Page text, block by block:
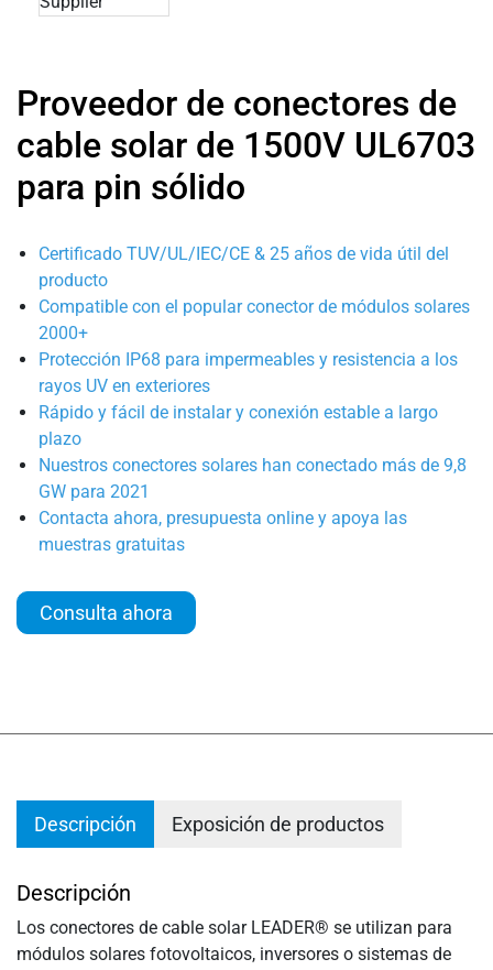
Proveedor de conectores de
cable solar de 1500V UL6703
para pin sólido
Certificado TUV/UL/IEC/CE & 25 años de vida útil del
producto
Compatible con el popular conector de módulos solares
2000+
Protección IP68 para impermeables y resistencia a los
rayos UV en exteriores
Rápido y fácil de instalar y conexión estable a largo
plazo
Nuestros conectores solares han conectado más de 9,8
GW para 2021
Contacta ahora, presupuesta online y apoya las
muestras gratuitas
Consulta ahora
Descripción Exposición de productos
Descripción
Los conectores de cable solar LEADER® se utilizan para
módulos solares fotovoltaicos, inversores o sistemas de